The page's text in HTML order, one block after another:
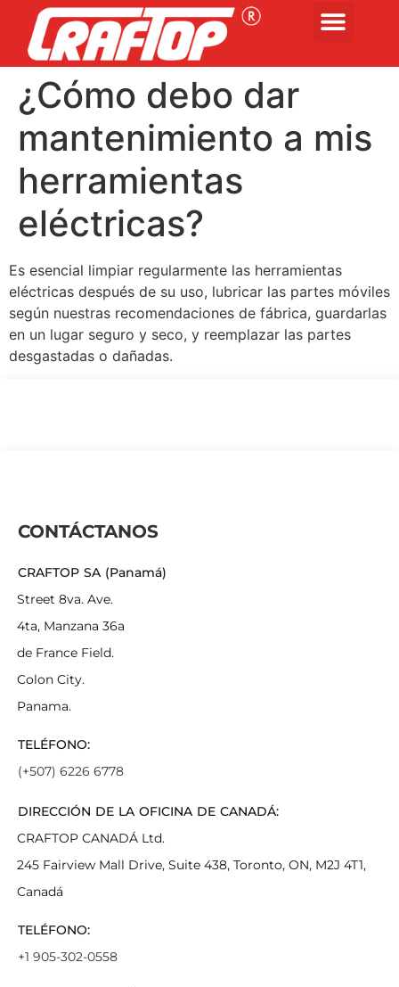
¿Cómo debo dar
mantenimiento a mis
herramientas
eléctricas?
Es esencial limpiar regularmente las herramientas
eléctricas después de su uso, lubricar las partes móviles
según nuestras recomendaciones de fábrica, guardarlas
en un lugar seguro y seco, y reemplazar las partes
desgastadas o dañadas.
CONTÁCTANOS
CRAFTOP SA (Panamá)
Street 8va. Ave.
4ta, Manzana 36a
de France Field.
Colon City.
Panama.
TELÉFONO:
(+507) 6226 6778
DIRECCIÓN DE LA OFICINA DE CANADÁ:
CRAFTOP CANADÁ Ltd.
245 Fairview Mall Drive, Suite 438, Toronto, ON, M2J 4T1,
Canadá
TELÉFONO:
+1 905-302-0558